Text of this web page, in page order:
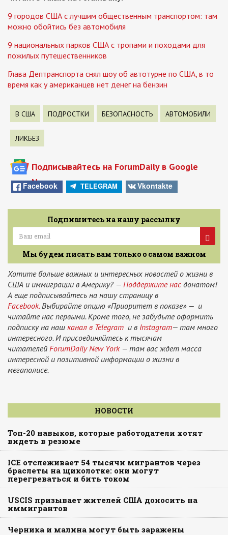
9 городов США с лучшим общественным транспортом: там
можно обойтись без автомобиля
9 национальных парков США с тропами и походами для
пожилых путешественников
Глава Дептранспорта снял шоу об автотурне по США, в то
время как у американцев нет денег на бензин
В США ПОДРОСТКИ БЕЗОПАСНОСТЬ АВТОМОБИЛИ
ЛИКБЕЗ
Подписывайтесь на ForumDaily в Google
News
Facebook TELEGRAM Vkontakte
Подпишитесь на нашу рассылку
Мы будем писать вам только о самом важном
Хотите больше важных и интересных новостей о жизни в
США и иммиграции в Америку? — Поддержите нас донатом!
А еще подписывайтесь на нашу страницу в
Facebook.Выбирайте опцию «Приоритет в показе» — и
читайте нас первыми. Кроме того, не забудьте оформить
подписку на наш канал в Telegram и в Instagram— там много
интересного. И присоединяйтесь к тысячам
читателей ForumDaily New York— там вас ждет масса
интересной и позитивной информации о жизни в
мегаполисе.
НОВОСТИ
Топ-20 навыков, которые работодатели хотят
видеть в резюме
ICE отслеживает 54 тысячи мигрантов через
браслеты на щиколотке: они могут
перегреваться и бить током
USCIS призывает жителей США доносить на
иммигрантов
Черника и малина могут быть заражены